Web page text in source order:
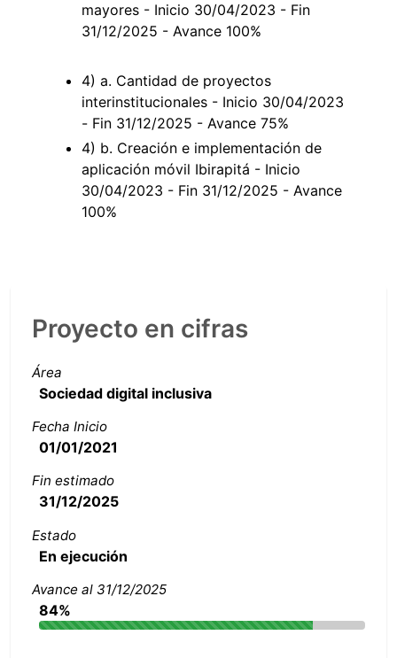
mayores - Inicio 30/04/2023 - Fin
31/12/2025 - Avance 100%
4) a. Cantidad de proyectos
interinstitucionales - Inicio 30/04/2023
- Fin 31/12/2025 - Avance 75%
4) b. Creación e implementación de
aplicación móvil Ibirapitá - Inicio
30/04/2023 - Fin 31/12/2025 - Avance
100%
Proyecto en cifras
Área
Sociedad digital inclusiva
Fecha Inicio
01/01/2021
Fin estimado
31/12/2025
Estado
En ejecución
Avance al 31/12/2025
84%